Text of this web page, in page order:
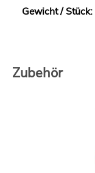
Gewicht / Stück:
Zubehör